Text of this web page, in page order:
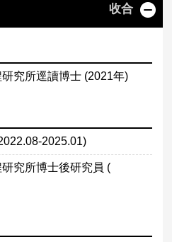
收合
究所逕讀博士 (2021年)
2025.01)
究所博士後研究員 (